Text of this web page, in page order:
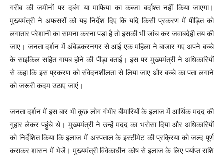
गरीब की जमीनों पर दबंग या माफिया का कब्जा बर्दाश्त नहीं किया जाएगा।
मुख्यमंत्री ने अफसरों को यह निर्देश दिए कि यदि किसी प्रकरण में पीड़ित को
लगातार परेशानी का सामना करना पड़ा है तो इसकी भी जांच कर जवाबदेही तय की
जाए। जनता दर्शन में अंबेडकरनगर से आई एक महिला ने बाजार गए अपने बच्चे
के साइकिल सहित गायब होने की पीड़ा बताई। इस पर मुख्यमंत्री ने अधिकारियों
से कहा कि इस प्रकरण को संवेदनशीलता से लिया जाए और बच्चे का पता लगाने
को जरूरी कदम उठाए जाएं।
जनता दर्शन में इस बार भी कुछ लोग गंभीर बीमारियों के इलाज में आर्थिक मदद की
गुहार लेकर पहुंचे थे। मुख्यमंत्री ने उन्हें मदद का भरोसा दिया और अधिकारियों
को निर्देशित किया कि इलाज में अस्पताल के इस्टीमेट की प्रक्रिया को जल्द पूर्ण
कराकर शासन में भेजें। मुख्यमंत्री विवेकाधीन कोष से इलाज के लिए पर्याप्त राशि